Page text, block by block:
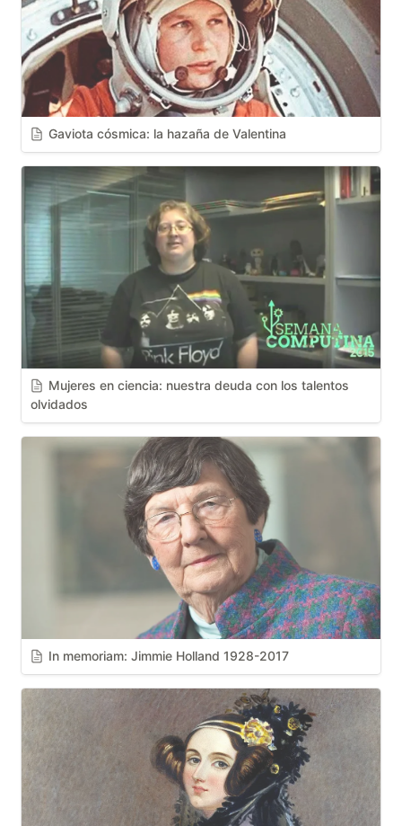
Gaviota cósmica: la hazaña de Valentina
Mujeres en ciencia: nuestra deuda con los talentos
olvidados
In memoriam: Jimmie Holland 1928-2017